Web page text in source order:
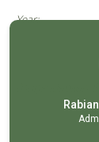
Year:
บ้านคู่ระเบียงแยก